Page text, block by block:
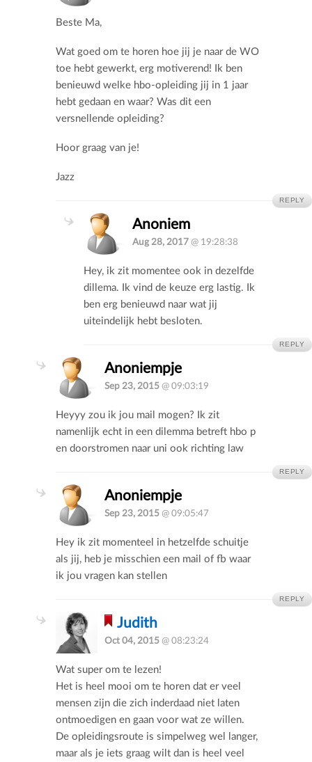
Beste Ma,
Wat goed om te horen hoe jij je naar de WO
toe hebt gewerkt, erg motiverend! Ik ben
benieuwd welke hbo-opleiding jij in 1 jaar
hebt gedaan en waar? Was dit een
versnellende opleiding?
Hoor graag van je!
Jazz
REPLY
Anoniem
Aug 28, 2017@ 19:28:38
Hey, ik zit momentee ook in dezelfde
dillema. Ik vind de keuze erg lastig. Ik
ben erg benieuwd naar wat jij
uiteindelijk hebt besloten.
REPLY
Anoniempje
Sep 23, 2015@ 09:03:19
Heyyy zou ik jou mail mogen? Ik zit
namenlijk echt in een dilemma betreft hbo p
en doorstromen naar uni ook richting law
REPLY
Anoniempje
Sep 23, 2015@ 09:05:47
Hey ik zit momenteel in hetzelfde schuitje
als jij, heb je misschien een mail of fb waar
ik jou vragen kan stellen
REPLY
Judith
Oct 04, 2015@ 08:23:24
Wat super om te lezen!
Het is heel mooi om te horen dat er veel
mensen zijn die zich inderdaad niet laten
ontmoedigen en gaan voor wat ze willen.
De opleidingsroute is simpelweg wel langer,
maar als je iets graag wilt dan is heel veel